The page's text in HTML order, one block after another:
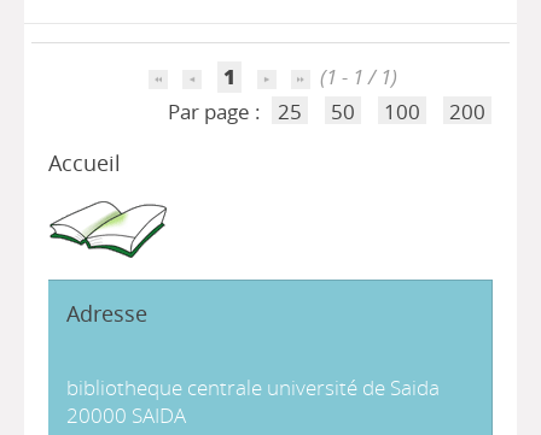
1
(1 - 1 / 1)
Par page :
25 50 100 200
Accueil
Adresse
bibliotheque centrale université de Saida
20000 SAIDA